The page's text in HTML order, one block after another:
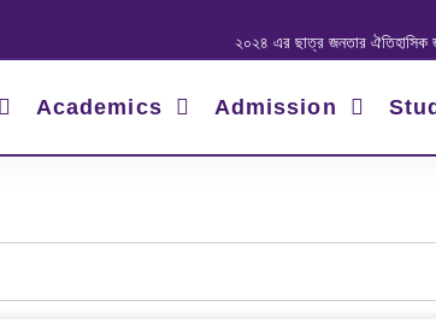
২০২৪ এর ছাত্র জনতার ঐতিহাসিক জুলাই
Academics Admission